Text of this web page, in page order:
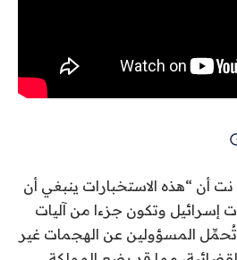
أن “هذه الاستخبارات ينبغي أن
إسرائيل وتكون جزءا من آليات
تُحمِّل المسؤولين عن الهجمات غير